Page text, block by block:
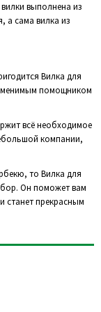
выполнена из
а сама вилка из
Вилка для
помощником
всё необходимое
компании,
то Вилка для
Он поможет вам
станет прекрасным